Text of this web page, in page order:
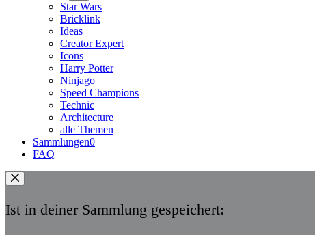
Star Wars
Bricklink
Ideas
Creator Expert
Icons
Harry Potter
Ninjago
Speed Champions
Technic
Architecture
alle Themen
Sammlungen0
FAQ
Ist in deiner Sammlung gespeichert: